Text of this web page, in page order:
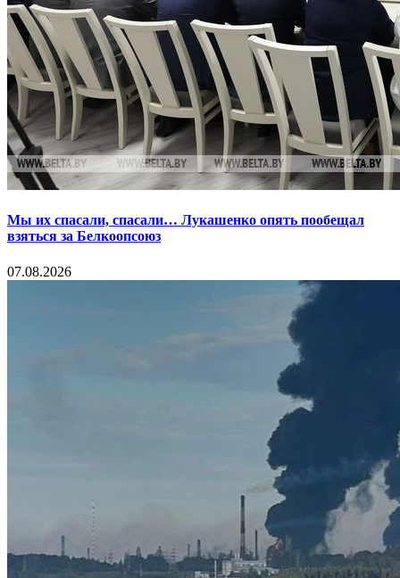
Мы их спасали, спасали… Лукашенко опять пообещал
взяться за Белкоопсоюз
07.08.2026